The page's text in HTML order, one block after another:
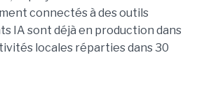
connectés à des outils
IA sont déjà en production dans
locales réparties dans 30